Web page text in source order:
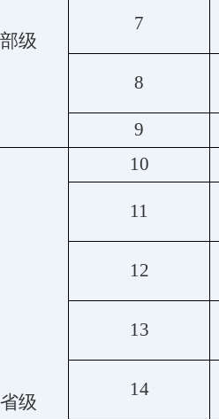
部级
7
8
9
省级
10
11
12
13
14